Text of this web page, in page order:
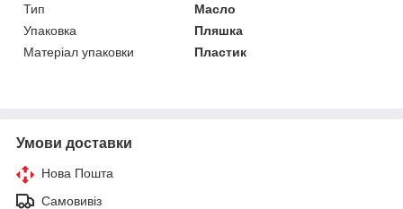
Тип
Масло
Упаковка
Пляшка
Матеріал упаковки
Пластик
Умови доставки
Нова Пошта
Самовивіз